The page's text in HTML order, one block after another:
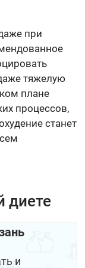
при
тяжелую
плане
процессов,
станет
диете
и